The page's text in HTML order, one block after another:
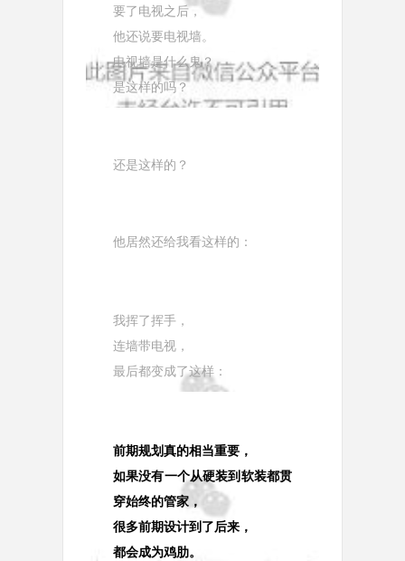
要了电视之后，
他还说要电视墙。
电视墙是什么鬼？
是这样的吗？
还是这样的？
他居然还给我看这样的：
我挥了挥手，
连墙带电视，
最后都变成了这样：
前期规划真的相当重要，
如果没有一个从硬装到软装都贯
穿始终的管家，
很多前期设计到了后来，
都会成为鸡肋。